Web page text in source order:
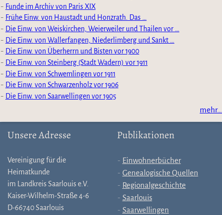
Funde im Archiv von Paris XIX
Frühe Einw. von Haustadt und Honzrath. Das …
Die Einw. von Weiskirchen, Weierweiler und Thailen vor …
Die Einw. von Wallerfangen, Niederlimberg und Sankt …
Die Einw. von Überherrn und Bisten vor 1900
Die Einw. von Steinberg (Stadt Wadern) vor 1911
Die Einw. von Schwemlingen vor 1911
Die Einw. von Schwarzenholz vor 1906
Die Einw. von Saarwellingen vor 1905
mehr…
Unsere Adresse
Vereinigung für die
Heimatkunde
im Landkreis Saarlouis e.V.
Kaiser-Wilhelm-Straße 4-6
D-66740 Saarlouis
Publikationen
Einwohnerbücher
Genealogische Quellen
Regionalgeschichte
Saarlouis
Saarwellingen